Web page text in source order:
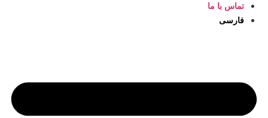
تماس با ما
فارسی